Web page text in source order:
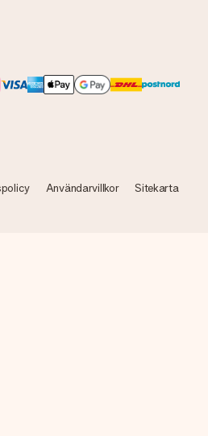
Användarvillkor Sitekarta